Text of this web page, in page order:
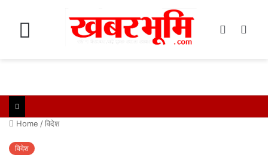
Log
Home /विदेश
विदेश